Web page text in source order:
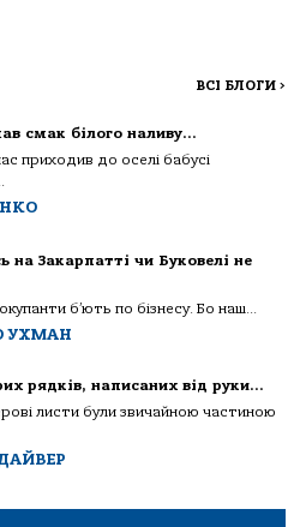
ВСІ БЛОГИ >
смак білого наливу…
приходив до оселі бабусі
на Закарпатті чи Буковелі не
б’ють по бізнесу. Бо наш...
УХМАН
рядків, написаних від руки…
листи були звичайною частиною